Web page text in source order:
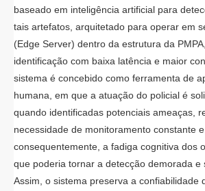
baseado em inteligência artificial para
tais artefatos, arquitetado para operar em
(Edge Server) dentro da estrutura da
identificação com baixa latência e maior
sistema é concebido como ferramenta de
humana, em que a atuação do policial é
quando identificadas potenciais ameaças,
necessidade de monitoramento constante e,
consequentemente, a fadiga cognitiva dos
que poderia tornar a detecção demorada e
Assim, o sistema preserva a confiabilidade